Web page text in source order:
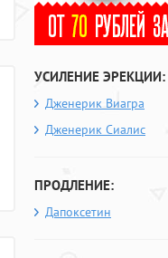
УСИЛЕНИЕ ЭРЕКЦИИ:
Дженерик Виагра
Дженерик Сиалис
ПРОДЛЕНИЕ:
Дапоксетин